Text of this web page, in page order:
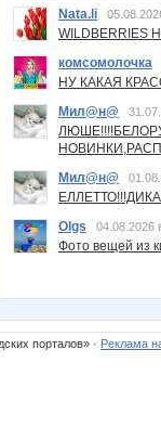
Nata.li
комсомолочка
НУ КАКАЯ
Мил@н@
Мил@н@
Olgs
04.08.2026
Фото вещей из
порталов» · Реклама